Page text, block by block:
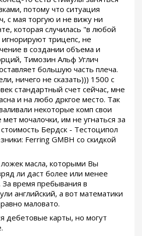
потому что ситуация
с мая торгую и не вижу ни
которая случилась "в любой
трицепс, не
в создании объема и
Tимозин Альф Углич
большую часть плеча.
ничего не сказать))) 1500 с
стандартный счет сейчас, мне
и на любо дркгое место. Так
некоторые комп свои
мочалочки, им не угнаться за
Бердск - Тестоципол
Ferring GMBH со скидкой
масла, которыми Вы
ли даст более или менее
время пребывания в
английский, а вот математики
маловато.
дебетовые карты, но могут